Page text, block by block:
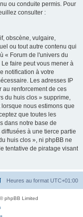
ou conduite permis. Pour
consulter :
obscène, vulgaire,
ou tout autre contenu qui
« Forum de l'univers du
faire peut vous mener à
notification à votre
Les adresses IP
au renforcement de ces
du huis clos » supprime,
nous estimons que
que toutes les
dans notre base de
à une tierce partie
huis clos », ni phpBB ne
tentative de piratage visant
Heures au format UTC+01:00
phpBB Limited